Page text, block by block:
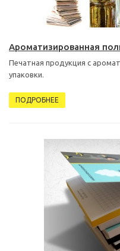
Ароматизированная
Печатная продукция с
упаковки.
ПОДРОБНЕЕ